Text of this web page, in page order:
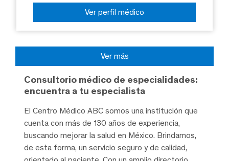
Ver perfil médico
Ver más
Consultorio médico de especialidades:
encuentra a tu especialista
El Centro Médico ABC somos una institución que
cuenta con más de 130 años de experiencia,
buscando mejorar la salud en México. Brindamos,
de esta forma, un servicio seguro y de calidad,